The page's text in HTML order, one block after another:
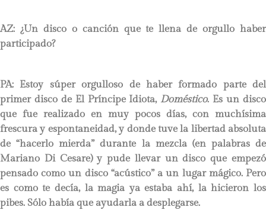
AZ: ¿Un disco o canción que te llena de orgullo haber
participado?
PA: Estoy súper orgulloso de haber formado parte del
primer disco de El Príncipe Idiota, Doméstico. Es un disco
que fue realizado en muy pocos días, con muchísima
frescura y espontaneidad, y donde tuve la libertad absoluta
de “hacerlo mierda” durante la mezcla (en palabras de
Mariano Di Cesare) y pude llevar un disco que empezó
pensado como un disco “acústico” a un lugar mágico. Pero
es como te decía, la magia ya estaba ahí, la hicieron los
pibes. Sólo había que ayudarla a desplegarse.